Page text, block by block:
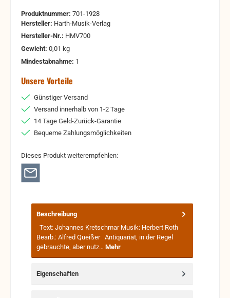
Produktnummer: 701-1928
Hersteller: Harth-Musik-Verlag
Hersteller-Nr.: HMV700
Gewicht: 0,01 kg
Mindestabnahme: 1
Unsere Vorteile
Günstiger Versand
Versand innerhalb von 1-2 Tage
14 Tage Geld-Zurück-Garantie
Bequeme Zahlungsmöglichkeiten
Dieses Produkt weiterempfehlen:
Beschreibung
Text: Johannes Kretschmar Musik: Herbert Roth
Bearb.: Alfred Queißer Antiquariat, in der Regel
gebrauchte, aber nutz… Mehr
Eigenschaften